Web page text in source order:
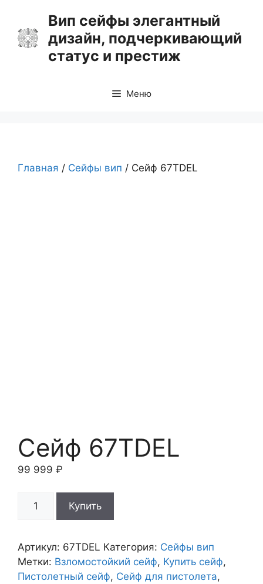
содержимому
Вип сейфы элегантный
дизайн, подчеркивающий
статус и престиж
Меню
Главная / Сейфы вип / Сейф 67TDEL
Сейф 67TDEL
99 999 ₽
товара
67TDEL
Купить
Артикул: 67TDEL Категория: Сейфы вип
Метки: Взломостойкий сейф, Купить сейф,
Пистолетный сейф, Сейф для пистолета,